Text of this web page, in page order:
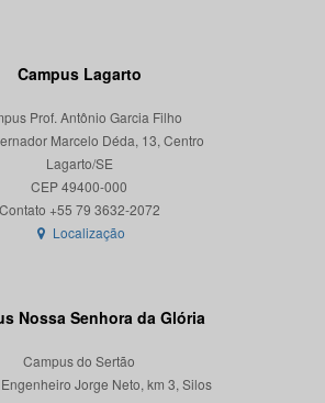
Campus Lagarto
Prof. Antônio Garcia Filho
Marcelo Déda, 13, Centro
Lagarto/SE
CEP 49400-000
Localização
Nossa Senhora da Glória
Campus do Sertão
Jorge Neto, km 3, Silos